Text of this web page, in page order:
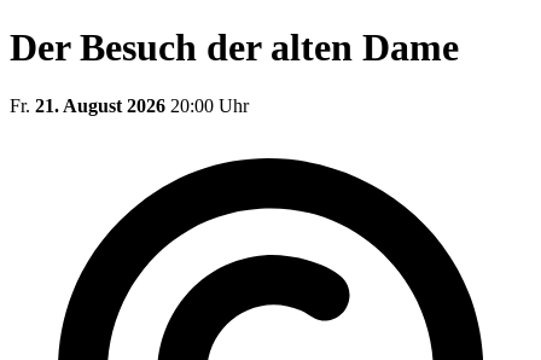
Der Besuch der alten Dame
Fr. 21. August 2026 20:00 Uhr